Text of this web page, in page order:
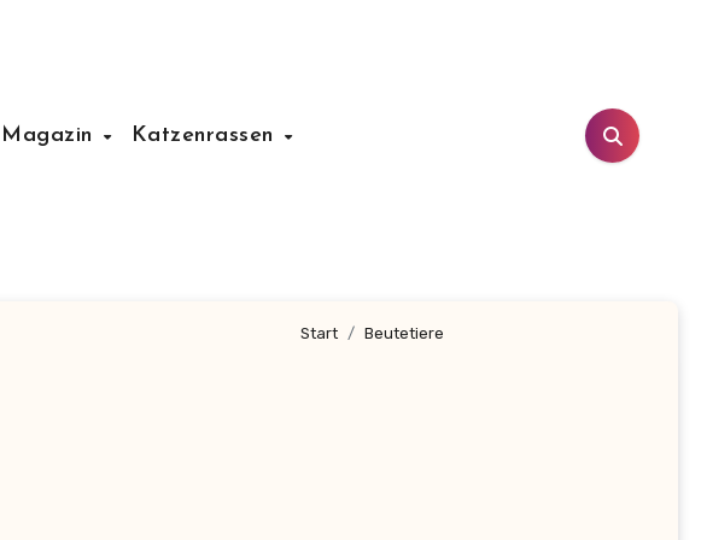
Magazin Katzenrassen
Start Beutetiere